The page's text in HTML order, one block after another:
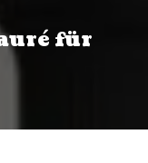
für